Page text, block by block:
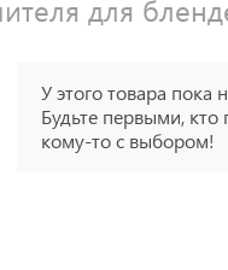
для
У этого товара пока
Будьте первыми,
кому-то с выбором!